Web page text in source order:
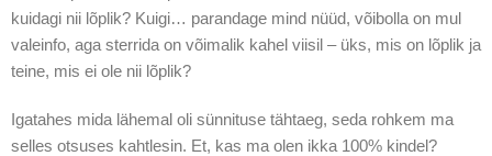
kuidagi nii lõplik? Kuigi… parandage mind nüüd, võibolla on mul
valeinfo, aga sterrida on võimalik kahel viisil – üks, mis on lõplik ja
teine, mis ei ole nii lõplik?
Igatahes mida lähemal oli sünnituse tähtaeg, seda rohkem ma
selles otsuses kahtlesin. Et, kas ma olen ikka 100% kindel?